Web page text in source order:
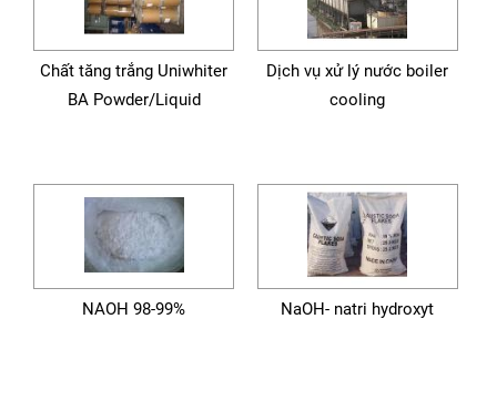
Chất tăng trắng Uniwhiter
BA Powder/Liquid
Dịch vụ xử lý nước boiler
cooling
NAOH 98-99% NaOH- natri hydroxyt